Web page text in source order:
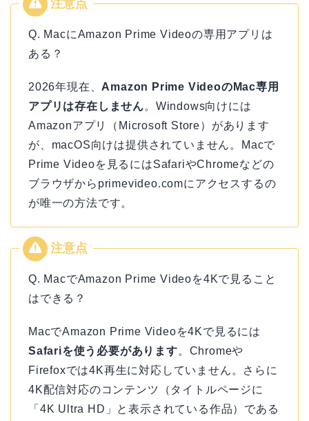
Q. MacにAmazon Prime Videoの専用アプリは
ある？
2026年現在、 Amazon Prime VideoのMac専用
アプリは存在しません。Windows向けには
Amazonアプリ（Microsoft Store）があります
が、macOS向けは提供されていません。Macで
Prime Videoを見るにはSafariやChromeなどの
ブラウザからprimevideo.comにアクセスするの
が唯一の方法です。
Q. MacでAmazon Prime Videoを4Kで見ること
はできる？
MacでAmazon Prime Videoを4Kで見るには
Safariを使う必要があります。Chromeや
Firefoxでは4K再生に対応していません。さらに
4K配信対応のコンテンツ（タイトルページに
「4K Ultra HD」と表示されている作品）である